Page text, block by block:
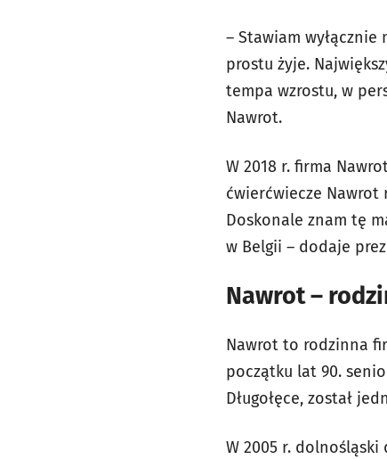
– Stawiam wyłącznie
prostu żyje.
tempa wzrostu, w
Nawrot.
W 2018 r. firma
ćwierćwiecze Nawrot
Doskonale znam tę
w Belgii – dodaje
Nawrot –
Nawrot to rodzinna
początku lat 90.
Długołęce, został
W 2005 r.